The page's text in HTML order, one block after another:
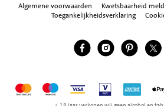
Algemene voorwaarden Kwetsbaarheid
Toegankelijkheidsverklaring
Volg ons
Jumbo Facebook
Jumbo Instagram
Jumbo
MastercardMaestroVisa Vpay American